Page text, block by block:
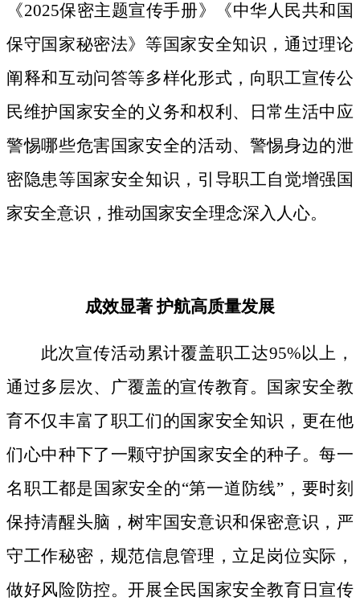
《2025保密主题宣传手册》《中华人民共和国
保守国家秘密法》等国家安全知识，通过理论
阐释和互动问答等多样化形式，向职工宣传公
民维护国家安全的义务和权利、日常生活中应
警惕哪些危害国家安全的活动、警惕身边的泄
密隐患等国家安全知识，引导职工自觉增强国
家安全意识，推动国家安全理念深入人心。
成效显著护航高质量发展
此次宣传活动累计覆盖职工达95%以上，
通过多层次、广覆盖的宣传教育。国家安全教
育不仅丰富了职工们的国家安全知识，更在他
们心中种下了一颗守护国家安全的种子。每一
名职工都是国家安全的“第一道防线”，要时刻
保持清醒头脑，树牢国安意识和保密意识，严
守工作秘密，规范信息管理，立足岗位实际，
做好风险防控。开展全民国家安全教育日宣传